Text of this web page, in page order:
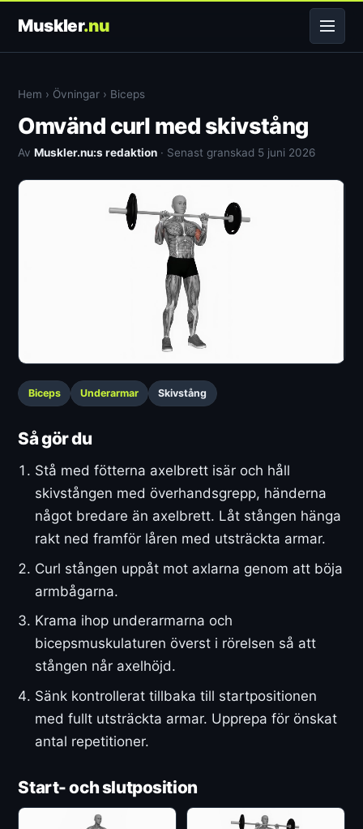
Muskler.nu
Hem › Övningar › Biceps
Omvänd curl med skivstång
AvMuskler.nu:s redaktion · Senast granskad 5 juni 2026
Biceps Underarmar Skivstång
Så gör du
Stå med fötterna axelbrett isär och håll
skivstången med överhandsgrepp, händerna
något bredare än axelbrett. Låt stången hänga
rakt ned framför låren med utsträckta armar.
Curl stången uppåt mot axlarna genom att böja
armbågarna.
Krama ihop underarmarna och
bicepsmuskulaturen överst i rörelsen så att
stången når axelhöjd.
Sänk kontrollerat tillbaka till startpositionen
med fullt utsträckta armar. Upprepa för önskat
antal repetitioner.
Start- och slutposition